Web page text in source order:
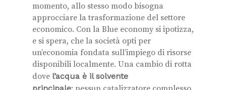
momento, allo stesso modo bisogna
approcciare la trasformazione del settore
economico. Con la Blue economy si ipotizza,
e si spera, che la società opti per
un’economia fondata sull’impiego di risorse
disponibili localmente. Una cambio di rotta
dove l’acqua è il solvente
principale